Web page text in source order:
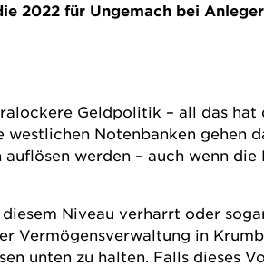
2022 für Ungemach bei
Geldpolitik – all das hat
Notenbanken gehen
werden – auch wenn
Niveau verharrt oder
Vermögensverwaltung in
unten zu halten. Falls dieses